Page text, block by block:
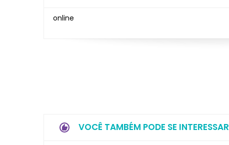
online
VOCÊ TAMBÉM PODE SE INTERESSAR